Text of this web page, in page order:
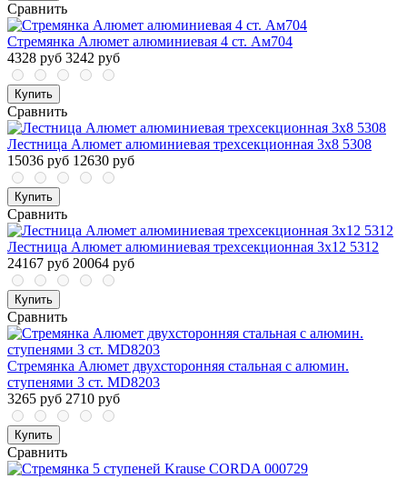
Сравнить
Стремянка Алюмет алюминиевая 4 ст. Ам704
4328 руб 3242 руб
Купить
Сравнить
Лестница Алюмет алюминиевая трехсекционная 3x8 5308
15036 руб 12630 руб
Купить
Сравнить
Лестница Алюмет алюминиевая трехсекционная 3x12 5312
24167 руб 20064 руб
Купить
Сравнить
Стремянка Алюмет двухсторонняя стальная с алюмин.
ступенями 3 ст. MD8203
3265 руб 2710 руб
Купить
Сравнить